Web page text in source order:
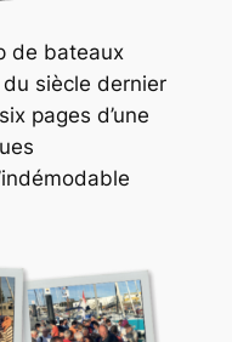
de bateaux
siècle dernier
pages d’une